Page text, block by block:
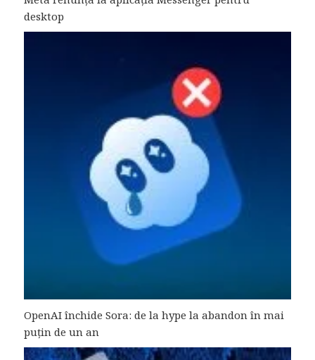
desktop
OpenAI închide Sora: de la hype la abandon în mai
puțin de un an